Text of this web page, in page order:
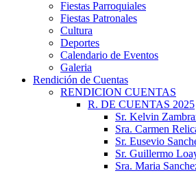
Fiestas Parroquiales
Fiestas Patronales
Cultura
Deportes
Calendario de Eventos
Galeria
Rendición de Cuentas
RENDICION CUENTAS
R. DE CUENTAS 2025
Sr. Kelvin
Sra. Carmen
Sr. Eusevio
Sr. Guillermo
Sra. Maria